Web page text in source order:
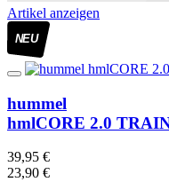
Artikel anzeigen
NEU
hummel
hmlCORE 2.0
39,95 €
23,90 €